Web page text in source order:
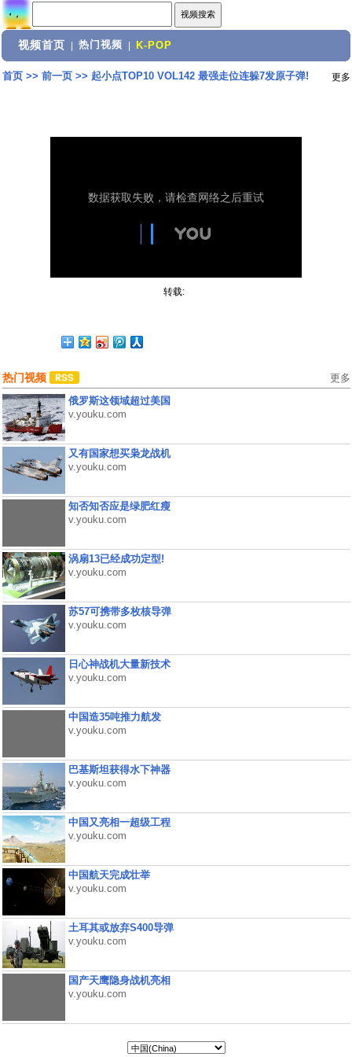
视频首页 热门视频 K-POP
首页>> 前一页>> 起小点TOP10 VOL142 最强走位连躲7发原子弹! 更多
转载:
热门视频 更多
俄罗斯这领域超过美国
v.youku.com
又有国家想买枭龙战机
v.youku.com
知否知否应是绿肥红瘦
v.youku.com
涡扇13已经成功定型!
v.youku.com
苏57可携带多枚核导弹
v.youku.com
日心神战机大量新技术
v.youku.com
中国造35吨推力航发
v.youku.com
巴基斯坦获得水下神器
v.youku.com
中国又亮相一超级工程
v.youku.com
中国航天完成壮举
v.youku.com
土耳其或放弃S400导弹
v.youku.com
国产天鹰隐身战机亮相
v.youku.com